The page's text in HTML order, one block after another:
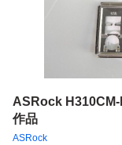
ASRock H310CM-
作品
ASRock